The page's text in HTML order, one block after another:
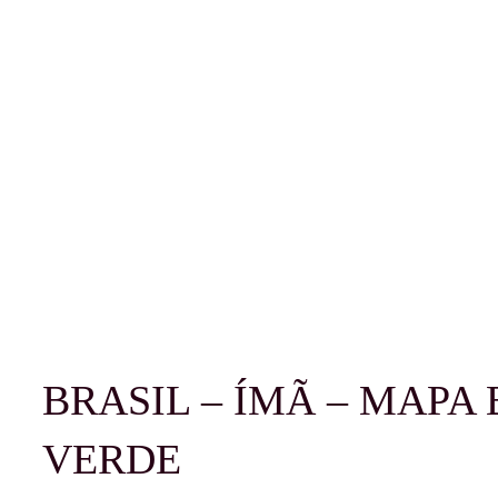
BRASIL – ÍMÃ – MAPA
VERDE